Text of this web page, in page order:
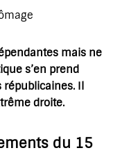
mais ne
s’en prend
Il
droite.
du 15